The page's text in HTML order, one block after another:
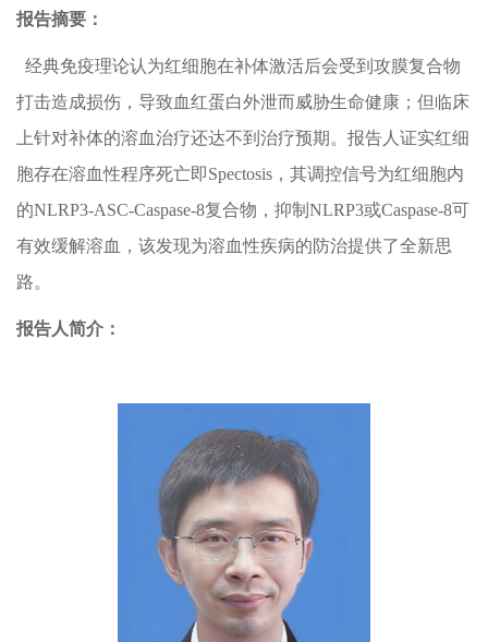
报告摘要：
经典免疫理论认为红细胞在补体激活后会受到攻膜复合物
打击造成损伤，导致血红蛋白外泄而威胁生命健康；但临床
上针对补体的溶血治疗还达不到治疗预期。报告人证实红细
胞存在溶血性程序死亡即Spectosis，其调控信号为红细胞内
的NLRP3-ASC-Caspase-8复合物，抑制NLRP3或Caspase-8可
有效缓解溶血，该发现为溶血性疾病的防治提供了全新思
路。
报告人简介：